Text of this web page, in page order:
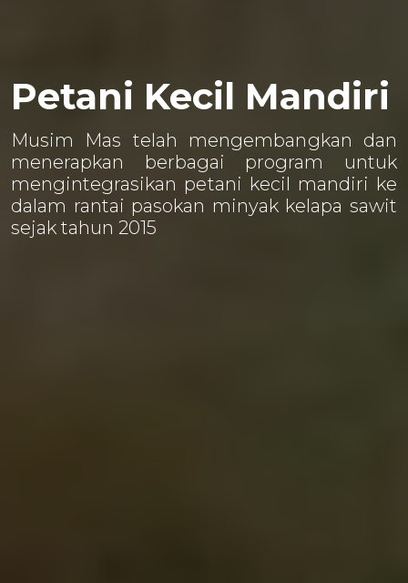
Petani Kecil Mandiri
Musim Mas telah mengembangkan dan
menerapkan berbagai program untuk
mengintegrasikan petani kecil mandiri ke
dalam rantai pasokan minyak kelapa sawit
sejak tahun 2015